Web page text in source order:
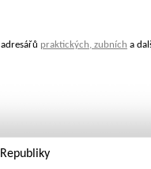
praktických, zubních a